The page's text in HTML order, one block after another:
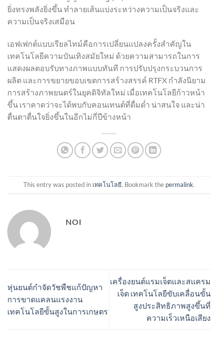
ยิ่งทรงพลังยิ่งขึ้น ทำลายเส้นแบ่งระหว่างความเป็นจริงและ
ความเป็นจริงเสมือน
เอฟเฟกต์แบบเรียลไทม์คือการเปลี่ยนแปลงครั้งสำคัญใน
เทคโนโลยีความบันเทิงสมัยใหม่ ด้วยความสามารถในการ
แสดงผลตอบรับทางภาพแบบทันที การปรับปรุงกระบวนการ
ผลิต และการขยายขอบเขตการสร้างสรรค์ RTFX กำลังนิยาม
การสร้างภาพยนตร์ในยุคดิจิทัลใหม่ เมื่อเทคโนโลยีก้าวหน้า
ขึ้น เราคาดว่าจะได้พบกับคอนเทนต์ที่ดื่มด่ำ น่าสนใจ และน่า
ตื่นตาตื่นใจยิ่งขึ้นในอีกไม่กี่ปีข้างหน้า
This entry was posted in เทคโนโลยี. Bookmark the permalink.
NOI
หุ่นยนต์กำจัดวัชพืชแก้ปัญหา
การขาดแคลนแรงงาน
เทคโนโลยีขั้นสูงในการเกษตร
เครื่องยนต์แรมเจ็ตและสแครม
เจ็ต เทคโนโลยีขับเคลื่อนขั้น
สูงประสิทธิภาพสูงขึ้นที่
ความเร็วเหนือเสียง